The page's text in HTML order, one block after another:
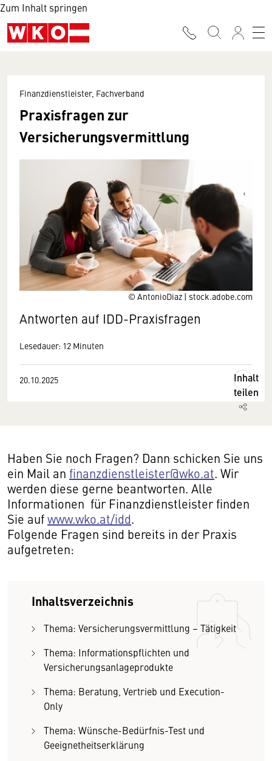
Zum Inhalt springen
© AntonioDiaz | stock.adobe.com
Finanzdienstleister, Fachverband
Praxisfragen zur
Versicherungsvermittlung
Antworten auf IDD-Praxisfragen
Lesedauer: 12 Minuten
20.10.2025
Inhalt
teilen
Haben Sie noch Fragen? Dann schicken Sie uns
ein Mail an finanzdienstleister@wko.at. Wir
werden diese gerne beantworten. Alle
Informationen für Finanzdienstleister finden
Sie aufwww.wko.at/idd.
Folgende Fragen sind bereits in der Praxis
aufgetreten:
Inhaltsverzeichnis
Thema: Versicherungsvermittlung – Tätigkeit
Thema: Informationspflichten und
Versicherungsanlageprodukte
Thema: Beratung, Vertrieb und Execution-
Only
Thema: Wünsche-Bedürfnis-Test und
Geeignetheitserklärung